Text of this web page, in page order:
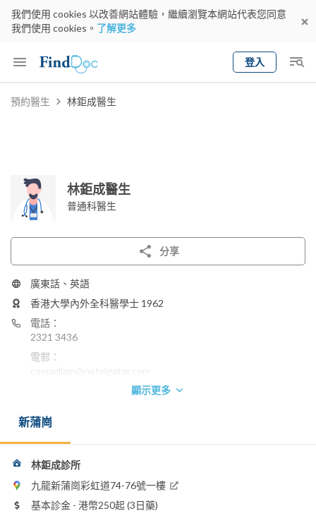
我們使用 cookies 以改善網站體驗，繼續瀏覽本網站代表您同意
我們使用 cookies。 了解更多
登入
Keyword
預約醫生 林鉅成醫生
林鉅成醫生
普通科醫生
分享
廣東話、英語
香港大學內外全科醫學士 1962
電話：
2321 3436
電郵：
conradlam@netvigator.com
顯示更多
新蒲崗
林鉅成診所
九龍新蒲崗彩虹道74-76號一樓
基本診金 - 港幣250起 (3日藥)